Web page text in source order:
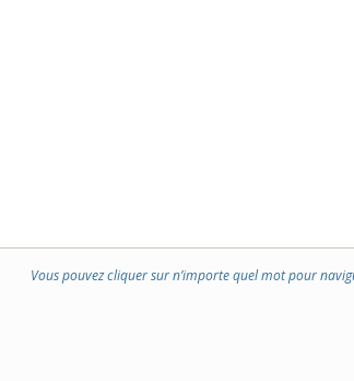
Vous pouvez cliquer sur n’importe quel mot pour